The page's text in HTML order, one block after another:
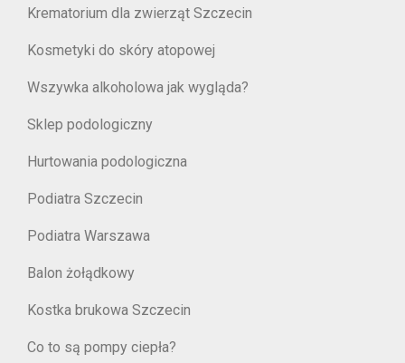
Krematorium dla zwierząt Szczecin
Kosmetyki do skóry atopowej
Wszywka alkoholowa jak wygląda?
Sklep podologiczny
Hurtowania podologiczna
Podiatra Szczecin
Podiatra Warszawa
Balon żołądkowy
Kostka brukowa Szczecin
Co to są pompy ciepła?